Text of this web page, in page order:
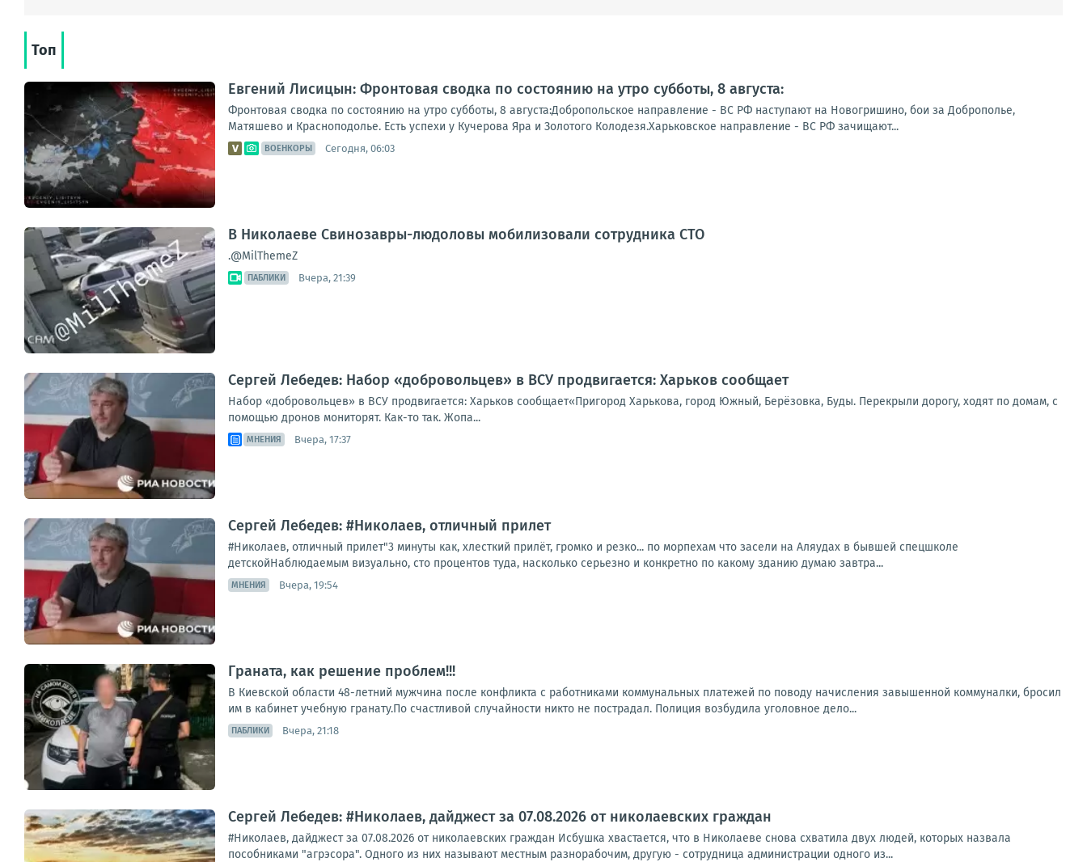
Топ
Евгений Лисицын: Фронтовая сводка по состоянию на утро субботы, 8 августа:
Фронтовая сводка по состоянию на утро субботы, 8 августа:Добропольское направление - ВС РФ наступают на Новогришино, бои за Доброполье,
Матяшево и Красноподолье. Есть успехи у Кучерова Яра и Золотого Колодезя.Харьковское направление - ВС РФ зачищают...
ВОЕНКОРЫ Сегодня, 06:03
В Николаеве Свинозавры-людоловы мобилизовали сотрудника СТО
.@MilThemeZ
ПАБЛИКИ Вчера, 21:39
Сергей Лебедев: Набор «добровольцев» в ВСУ продвигается: Харьков сообщает
Набор «добровольцев» в ВСУ продвигается: Харьков сообщает«Пригород Харькова, город Южный, Берёзовка, Буды. Перекрыли дорогу, ходят по домам, с
помощью дронов мониторят. Как-то так. Жопа...
МНЕНИЯ Вчера, 17:37
Сергей Лебедев: #Николаев, отличный прилет
#Николаев, отличный прилет"3 минуты как, хлесткий прилёт, громко и резко... по морпехам что засели на Аляудах в бывшей спецшколе
детскойНаблюдаемым визуально, сто процентов туда, насколько серьезно и конкретно по какому зданию думаю завтра...
МНЕНИЯ Вчера, 19:54
Граната, как решение проблем!!!
В Киевской области 48-летний мужчина после конфликта с работниками коммунальных платежей по поводу начисления завышенной коммуналки, бросил
им в кабинет учебную гранату.По счастливой случайности никто не пострадал. Полиция возбудила уголовное дело...
ПАБЛИКИ Вчера, 21:18
Сергей Лебедев: #Николаев, дайджест за 07.08.2026 от николаевских граждан
#Николаев, дайджест за 07.08.2026 от николаевских граждан Исбушка хвастается, что в Николаеве снова схватила двух людей, которых назвала
пособниками "агрэсора". Одного из них называют местным разнорабочим, другую - сотрудница администрации одного из...